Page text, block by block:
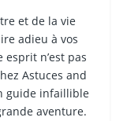
et de la vie
adieu à vos
n’est pas
Astuces and
guide infaillible
aventure.